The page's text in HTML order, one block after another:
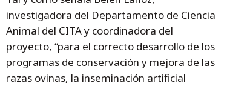
investigadora del Departamento de Ciencia
Animal del CITA y coordinadora del
proyecto, “para el correcto desarrollo de los
programas de conservación y mejora de las
razas ovinas, la inseminación artificial